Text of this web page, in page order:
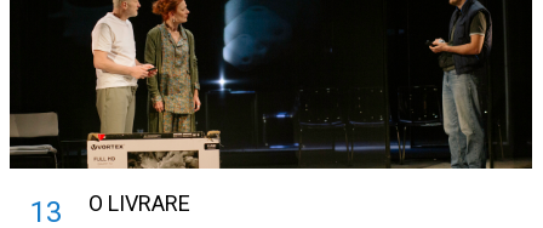
13 O LIVRARE